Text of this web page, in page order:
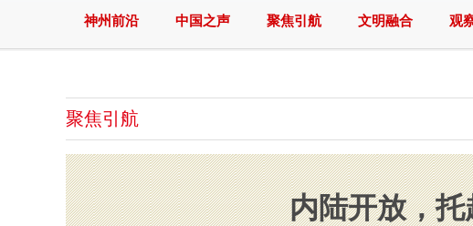
神州前沿 中国之声 聚焦引航 文明融合 观
聚焦引航
内陆开放，